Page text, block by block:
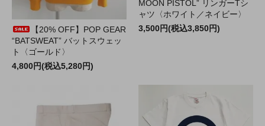
【20% OFF】POP GEAR
“BATSWEAT” バットスウェッ
ト〈ゴールド〉
4,800円(税込5,280円)
MOON PISTOL” リンガーTシ
ャツ〈ホワイト／ネイビー〉
3,500円(税込3,850円)